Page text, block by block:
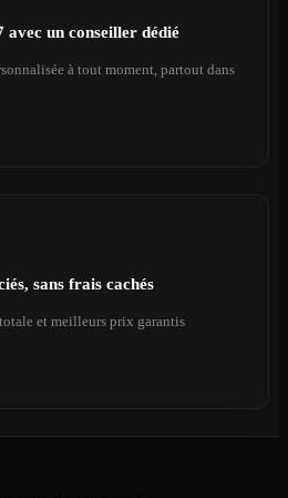
avec un conseiller dédié
à tout moment, partout dans
sans frais cachés
et meilleurs prix garantis